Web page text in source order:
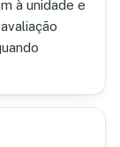
à unidade e